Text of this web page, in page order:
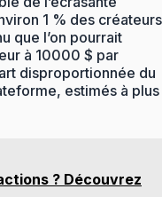
1 % des créateurs
que l’on pourrait
à 10000 $ par
disproportionnée du
estimés à plus
? Découvrez